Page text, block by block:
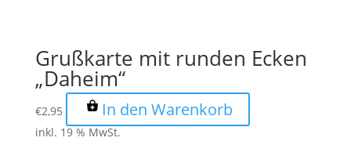
Grußkarte mit runden Ecken
„Daheim“
€2,95 In den Warenkorb
inkl. 19 % MwSt.